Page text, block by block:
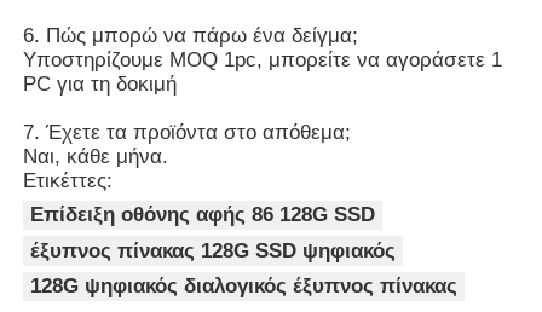
6. Πώς μπορώ να πάρω ένα δείγμα;
Υποστηρίζουμε MOQ 1pc, μπορείτε να αγοράσετε 1
PC για τη δοκιμή
7. Έχετε τα προϊόντα στο απόθεμα;
Ναι, κάθε μήνα.
Ετικέττες:
Επίδειξη οθόνης αφής 86 128G SSD
έξυπνος πίνακας 128G SSD ψηφιακός
128G ψηφιακός διαλογικός έξυπνος πίνακας